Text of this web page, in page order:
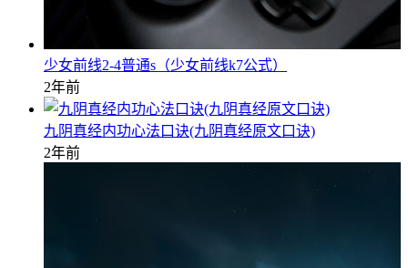
少女前线2-4普通s（少女前线k7公式）
2年前
九阴真经内功心法口诀(九阴真经原文口诀)
2年前